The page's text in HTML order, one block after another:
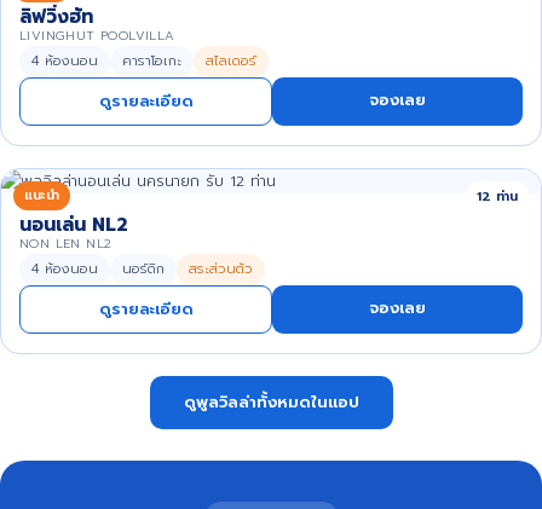
ลิฟวิ่งฮัท
LIVINGHUT POOLVILLA
4 ห้องนอน คาราโอเกะ สไลเดอร์
ดูรายละเอียด จองเลย
แนะนำ 12 ท่าน
นอนเล่น NL2
NON LEN NL2
4 ห้องนอน นอร์ดิก สระส่วนตัว
ดูรายละเอียด จองเลย
ดูพูลวิลล่าทั้งหมดในแอป